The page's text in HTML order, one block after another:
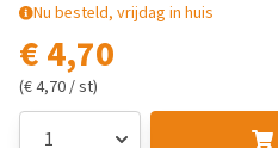
Nu besteld, vrijdag in huis
€ 4,70
(€ 4,70 / st)